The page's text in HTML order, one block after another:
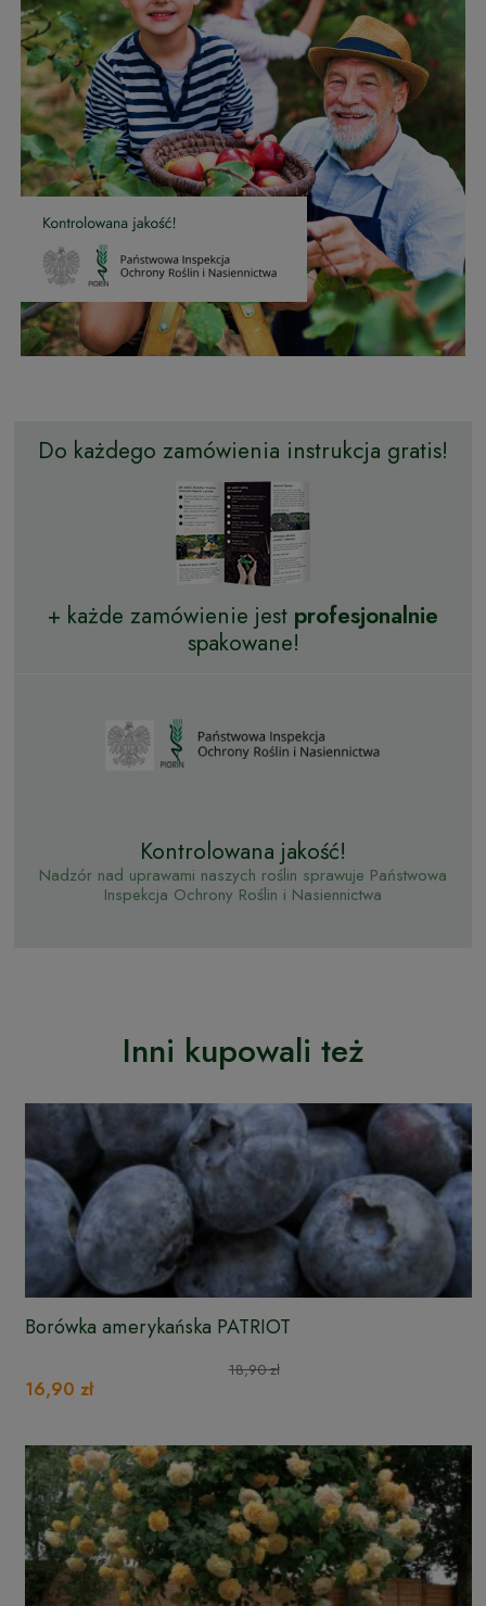
Do każdego zamówienia instrukcja gratis!
+ każde zamówienie jest profesjonalnie
spakowane!
Kontrolowana jakość!
Nadzór nad uprawami naszych roślin sprawuje Państwowa
Inspekcja Ochrony Roślin i Nasiennictwa
Inni kupowali też
Borówka amerykańska PATRIOT
18,90 zł
16,90 zł